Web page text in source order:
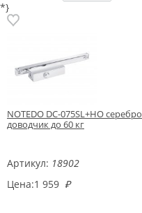
*}
NOTEDO DC-075SL+HO серебро
доводчик до 60 кг
Артикул: 18902
Цена:1 959 ₽